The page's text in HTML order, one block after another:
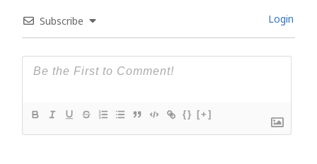
Subscribe Login
{} [+]